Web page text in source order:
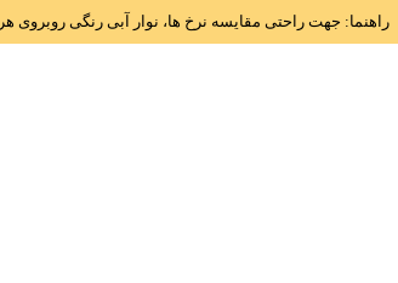
راهنما: جهت راحتی مقایسه نرخ ها، نوار آبی رنگی